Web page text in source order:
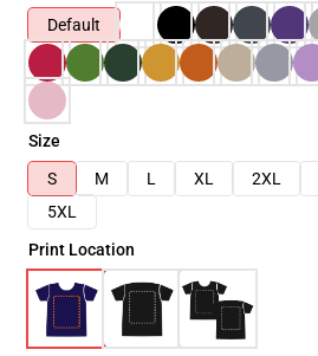
Default
Size
S
M L XL 2XL
5XL
Print Location